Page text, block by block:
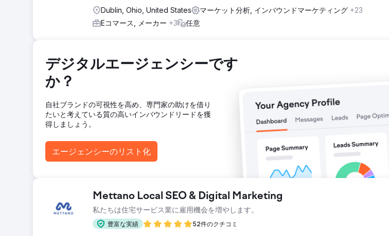
よびページ上の作業 3 リバース エンジニアリングと注目のスニペットの獲得 4. EEAT ガイドラインの実装
エージェンシーページに移動
Dublin, Ohio, United States
マーケット分析, インバウンドマーケティング +23
Eコマース, メーカー +3 任意
デジタルエージェンシーです
か？
自社ブランドの可視性を高め、専門家の助けを借り
たいと考えている質の高いインバウンドリードを獲
得しましょう。
エージェンシーのリスト化
Mettano Local SEO & Digital Marketing
私たちは住宅サービス業に雇用機会を増やします。
豊富な実績 52件のクチコミ